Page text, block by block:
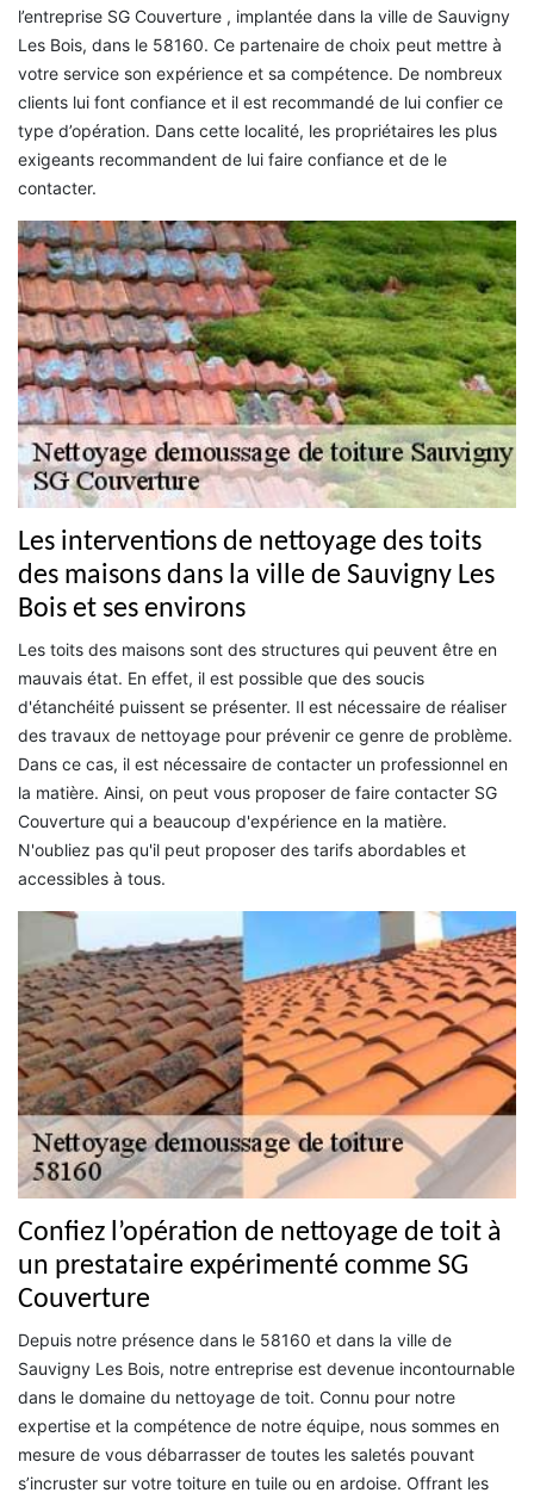
l’entreprise SG Couverture , implantée dans la ville de Sauvigny
Les Bois, dans le 58160. Ce partenaire de choix peut mettre à
votre service son expérience et sa compétence. De nombreux
clients lui font confiance et il est recommandé de lui confier ce
type d’opération. Dans cette localité, les propriétaires les plus
exigeants recommandent de lui faire confiance et de le
contacter.
Les interventions de nettoyage des toits
des maisons dans la ville de Sauvigny Les
Bois et ses environs
Les toits des maisons sont des structures qui peuvent être en
mauvais état. En effet, il est possible que des soucis
d'étanchéité puissent se présenter. Il est nécessaire de réaliser
des travaux de nettoyage pour prévenir ce genre de problème.
Dans ce cas, il est nécessaire de contacter un professionnel en
la matière. Ainsi, on peut vous proposer de faire contacter SG
Couverture qui a beaucoup d'expérience en la matière.
N'oubliez pas qu'il peut proposer des tarifs abordables et
accessibles à tous.
Confiez l’opération de nettoyage de toit à
un prestataire expérimenté comme SG
Couverture
Depuis notre présence dans le 58160 et dans la ville de
Sauvigny Les Bois, notre entreprise est devenue incontournable
dans le domaine du nettoyage de toit. Connu pour notre
expertise et la compétence de notre équipe, nous sommes en
mesure de vous débarrasser de toutes les saletés pouvant
s’incruster sur votre toiture en tuile ou en ardoise. Offrant les